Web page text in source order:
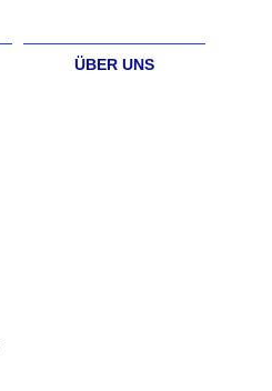
ÜBER UNS